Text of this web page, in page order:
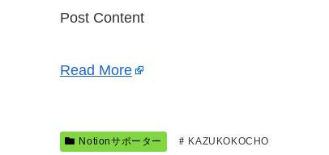
Post Content
Read More
Notionサポーター KAZUKOKOCHO